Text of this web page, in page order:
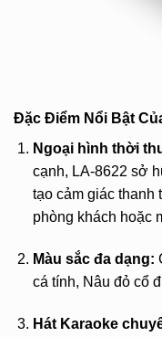
Đặc Điểm Nổi Bật
Ngoại hình thời
cạnh, LA-8622 sở
tạo cảm giác thanh
phòng khách hoặc
Màu sắc đa dạng:
cá tính, Nâu đỏ cổ
Hát Karaoke